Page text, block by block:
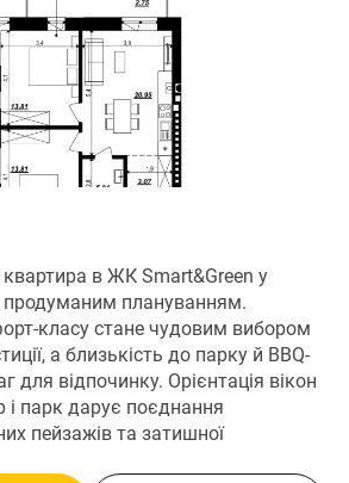
квартира в ЖК Smart&Green у
плануванням.
класу стане чудовим вибором
а близькість до парку й BBQ-
для відпочинку. Орієнтація вікон
і парк дарує поєднання
пейзажів та затишної